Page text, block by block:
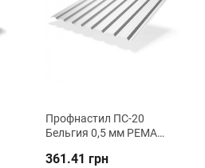
Профнастил ПC-20
Бельгия 0,5 мм РЕMA
361.41 грн